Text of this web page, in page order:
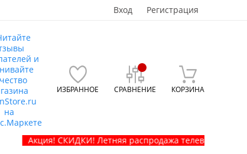
Вход Регистрация
ИЗБРАННОЕ СРАВНЕНИЕ КОРЗИНА
Акция! СКИДКИ! Летняя распродажа телевизоров и